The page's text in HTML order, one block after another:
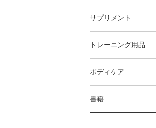
サプリメント
トレーニング用品
ボディケア
書籍